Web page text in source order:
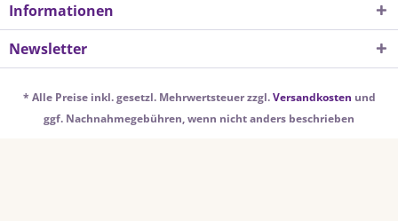
Informationen
Newsletter
* Alle Preise inkl. gesetzl. Mehrwertsteuer zzgl.Versandkosten und
ggf. Nachnahmegebühren, wenn nicht anders beschrieben